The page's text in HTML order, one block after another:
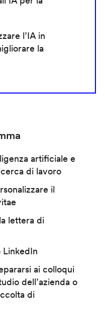
l’IA in
la
artificiale e
di lavoro
il
lettera di
ai colloqui
dell’azienda o
di